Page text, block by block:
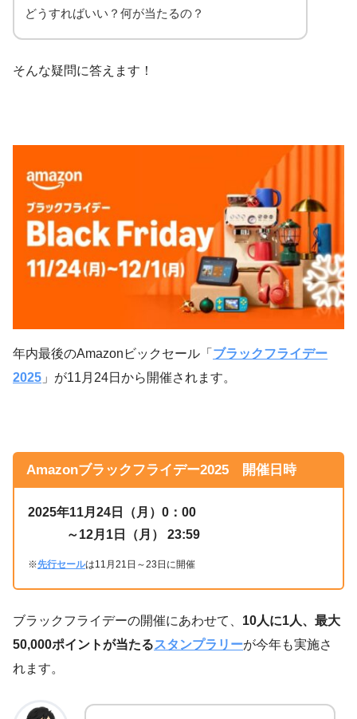
どうすればいい？何が当たるの？
そんな疑問に答えます！
年内最後のAmazonビックセール「 ブラックフライデー
2025 」が11月24日から開催されます。
Amazonブラックフライデー2025 開催日時
2025年11月24日（月）0：00
～12月1日（月） 23:59
※先行セールは11月21日～23日に開催
ブラックフライデーの開催にあわせて、 10人に1人、最大
50,000ポイントが当たるスタンプラリーが今年も実施さ
れます。